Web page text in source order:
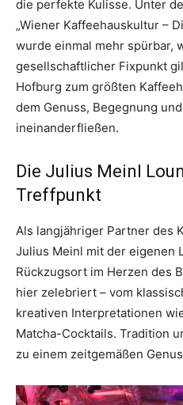
die perfekte Kulisse. Unter
„Wiener Kaffeehauskultur –
wurde einmal mehr spürbar,
gesellschaftlicher Fixpunkt
Hofburg zum größten
dem Genuss, Begegnung
ineinanderfließen.
Die Julius Meinl
Treffpunkt
Als langjähriger Partner des
Julius Meinl mit der eigenen
Rückzugsort im Herzen des
hier zelebriert – vom
kreativen Interpretationen
Matcha-Cocktails. Tradition
zu einem zeitgemäßen